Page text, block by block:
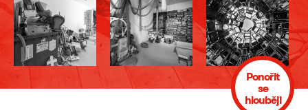
Ponořit
se
hlouběji